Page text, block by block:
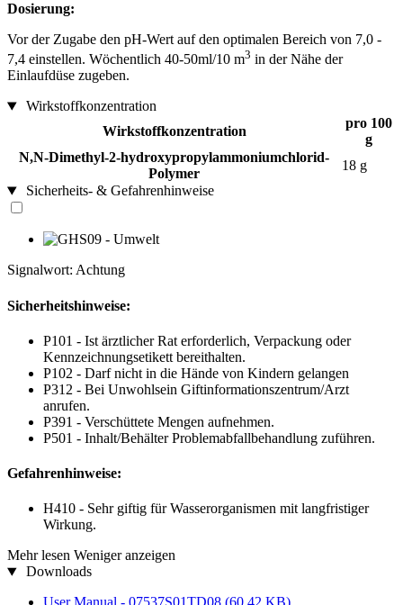
Dosierung:
Vor der Zugabe den pH-Wert auf den optimalen Bereich von 7,0 -
7,4 einstellen. Wöchentlich 40-50ml/10 m3 in der Nähe der
Einlaufdüse zugeben.
Wirkstoffkonzentration
Wirkstoffkonzentration
pro 100
g
N,N-Dimethyl-2-hydroxypropylammoniumchlorid-
Polymer
18 g
Sicherheits- & Gefahrenhinweise
Signalwort: Achtung
Sicherheitshinweise:
P101 - Ist ärztlicher Rat erforderlich, Verpackung oder
Kennzeichnungsetikett bereithalten.
P102 - Darf nicht in die Hände von Kindern gelangen
P312 - Bei Unwohlsein Giftinformationszentrum/Arzt
anrufen.
P391 - Verschüttete Mengen aufnehmen.
P501 - Inhalt/Behälter Problemabfallbehandlung zuführen.
Gefahrenhinweise:
H410 - Sehr giftig für Wasserorganismen mit langfristiger
Wirkung.
Mehr lesen Weniger anzeigen
Downloads